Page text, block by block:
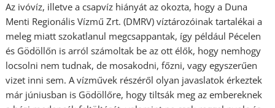
Az ivóvíz, illetve a csapvíz hiányát az okozta, hogy a Duna
Menti Regionális Vízmű Zrt. (DMRV) víztározóinak tartalékai a
meleg miatt szokatlanul megcsappantak, így például Pécelen
és Gödöllőn is arról számoltak be az ott élők, hogy nemhogy
locsolni nem tudnak, de mosakodni, főzni, vagy egyszerűen
vizet inni sem. A vízművek részéről olyan javaslatok érkeztek
már júniusban is Gödöllőre, hogy tiltsák meg az embereknek